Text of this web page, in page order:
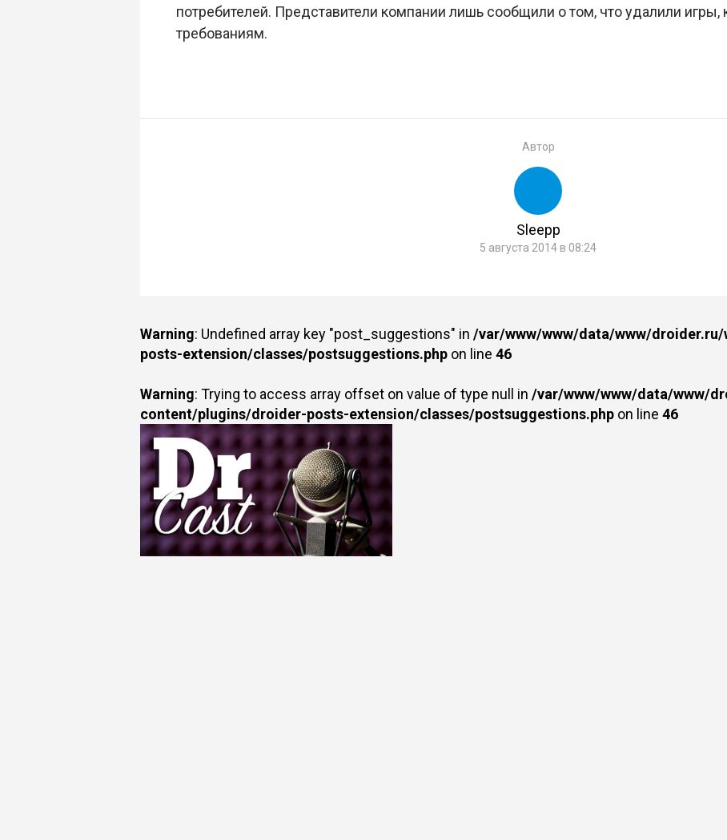
потребителей. Представители компании лишь сообщили о том, что удалили игры,
требованиям.
Автор
Sleepp
5 августа 2014 в 08:24
Warning: Undefined array key "post_suggestions" in /var/www/www/data/www/
posts-extension/classes/postsuggestions.phpon line 46
Warning: Trying to access array offset on value of type null in /var/www/www/data/www/
content/plugins/droider-posts-extension/classes/postsuggestions.phpon line 46